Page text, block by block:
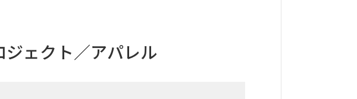
ェクト／アパレル